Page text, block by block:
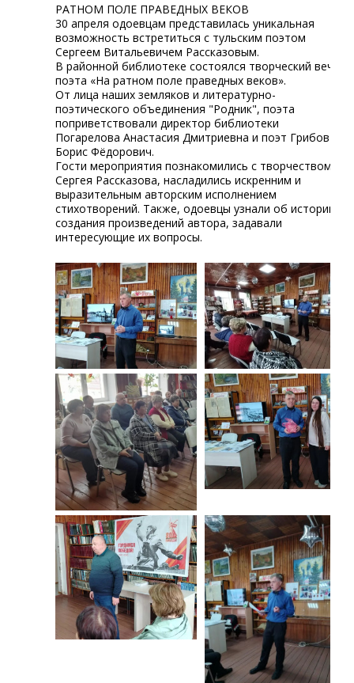
РАТНОМ ПОЛЕ ПРАВЕДНЫХ ВЕКОВ
30 апреля одоевцам представилась уникальная
возможность встретиться с тульским поэтом
Сергеем Витальевичем Рассказовым.
В районной библиотеке состоялся творческий вечер
поэта «На ратном поле праведных веков».
От лица наших земляков и литературно-
поэтического объединения "Родник", поэта
поприветствовали директор библиотеки
Погарелова Анастасия Дмитриевна и поэт Грибов
Борис Фёдорович.
Гости мероприятия познакомились с творчеством
Сергея Рассказова, насладились искренним и
выразительным авторским исполнением
стихотворений. Также, одоевцы узнали об истории
создания произведений автора, задавали
интересующие их вопросы.